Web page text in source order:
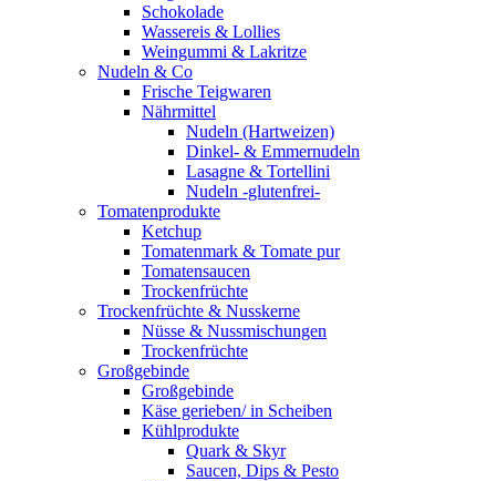
Schokolade
Wassereis & Lollies
Weingummi & Lakritze
Nudeln & Co
Frische Teigwaren
Nährmittel
Nudeln (Hartweizen)
Dinkel- & Emmernudeln
Lasagne & Tortellini
Nudeln -glutenfrei-
Tomatenprodukte
Ketchup
Tomatenmark & Tomate pur
Tomatensaucen
Trockenfrüchte
Trockenfrüchte & Nusskerne
Nüsse & Nussmischungen
Trockenfrüchte
Großgebinde
Großgebinde
Käse gerieben/ in Scheiben
Kühlprodukte
Quark & Skyr
Saucen, Dips & Pesto